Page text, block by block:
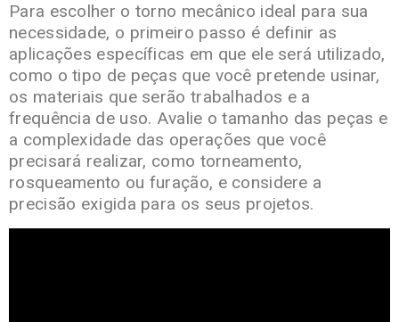
Para escolher o torno mecânico ideal para sua
necessidade, o primeiro passo é definir as
aplicações específicas em que ele será utilizado,
como o tipo de peças que você pretende usinar,
os materiais que serão trabalhados e a
frequência de uso. Avalie o tamanho das peças e
a complexidade das operações que você
precisará realizar, como torneamento,
rosqueamento ou furação, e considere a
precisão exigida para os seus projetos.